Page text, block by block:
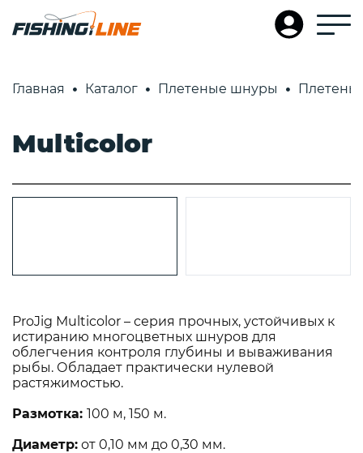
Главная Каталог Плетеные шнуры
Multicolor
ProJig Multicolor – серия прочных, устойчивых к
истиранию многоцветных шнуров для
облегчения контроля глубины и вываживания
рыбы. Обладает практически нулевой
растяжимостью.
Размотка: 100 м, 150 м.
Диаметр: от 0,10 мм до 0,30 мм.